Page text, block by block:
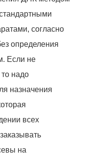
согласно
определения
Если не
надо
назначения
всех
на